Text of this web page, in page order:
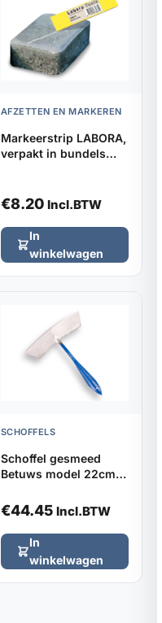
AFZETTEN EN MARKEREN
Markeerstrip LABORA,
verpakt in bundels
€8.20 Incl.BTW
In
winkelwagen
SCHOFFELS
Schoffel gesmeed
Betuws model 22cm
€44.45 Incl.BTW
In
winkelwagen